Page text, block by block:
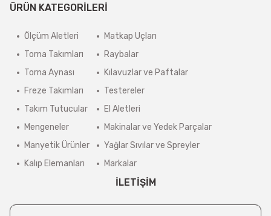
ÜRÜN KATEGORİLERİ
Ölçüm Aletleri
Torna Takımları
Torna Aynası
Freze Takımları
Takım Tutucular
Mengeneler
Manyetik Ürünler
Kalıp Elemanları
Matkap Uçları
Raybalar
Kılavuzlar ve Paftalar
Testereler
El Aletleri
Makinalar ve Yedek Parçalar
Yağlar Sıvılar ve Spreyler
Markalar
İLETİŞİM